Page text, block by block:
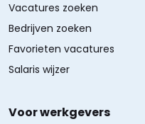
Vacatures zoeken
Bedrijven zoeken
Favorieten vacatures
Salaris wijzer
Voor werkgevers